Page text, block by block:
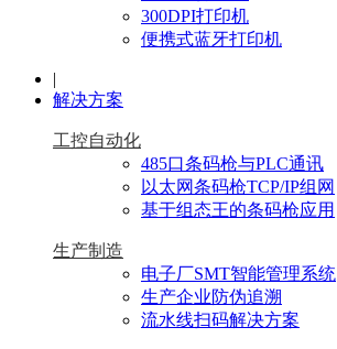
300DPI打印机
便携式蓝牙打印机
|
解决方案
工控自动化
485口条码枪与PLC通讯
以太网条码枪TCP/IP组网
基于组态王的条码枪应用
生产制造
电子厂SMT智能管理系统
生产企业防伪追溯
流水线扫码解决方案